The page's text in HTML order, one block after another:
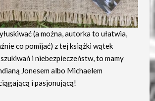
(a można, autorka to ułatwia,
co pomijać) z tej książki wątek
i niebezpieczeństw, to mamy
Jonesem albo Michaelem
i pasjonującą!